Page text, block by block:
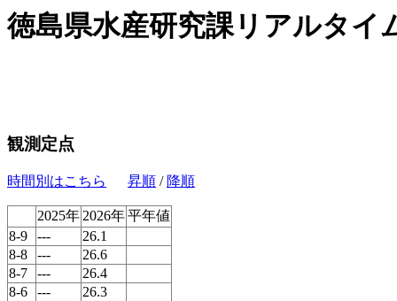
徳島県水産研究課リアルタイ
観測定点
時間別はこちら 昇順 / 降順
2025年 2026年平年値
8-9
---
26.1
8-8
---
26.6
8-7
---
26.4
8-6
---
26.3